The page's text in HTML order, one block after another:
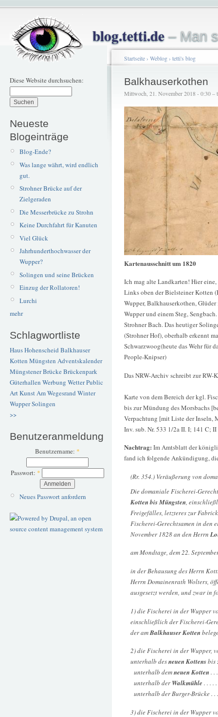
blog.tetti.de– Man
Diese Website durchsuchen:
Neueste
Blogeinträge
Blog-Ende?
Was lange währt, wird endlich
gut.
Strohner Brücke auf der
Zielgeraden
Die Messerbrücke zu Strohn
Keine Durchfahrt für Kanuten
Viel Glück
Jahrhunderthochwasser der
Wupper?
Solingen und seine Brücken
Einzug der Rollatoren!
Lurchi
mehr
Schlagwortliste
Haus Hohenscheid Balkhauser
Kotten Müngsten Adventskalender
Müngstener BrückeBrückenpark
Güterhallen Werbung WetterPublic
ArtKunstAm Wegesrand Winter
WupperSolingen
>>
Benutzeranmeldung
Benutzername: *
Passwort: *
Neues Passwort anfordern
Startseite› Weblog› tetti's blog
Balkhauserkothen
Mittwoch, 21. November 2018 - 0:30 –
Kartenausschnitt um 1820
Ich mag alte Landkarten! Hier
Links oben der Bielsteiner Kotten
Wupper, Balkhauserkothen,
Wupper und einem Steg,
Strohner Bach. Das heutiger
(Strohner Hof), oberhalb erkennt
Schwarzwoog(heute das Wehr für
People-Knipser)
Das NRW-Archiv schreibt zur RW-
Karte von dem Bereich der kgl.
bis zur Mündung des Morsbachs
Verpachtung [mit Liste der Inseln,
Inv. sub. Nr. 533 1/2a II. I; 141 C;
Nachtrag: Im Amtsblatt der
fand ich folgende Ankündigung,
(Rr. 354.) Veräußerung von
Die domaniale Fischerei-
Kotten bis Müngsten,
Freigefälles, letzteres zur
Fischerei-Gerechtsamen in den
November 1828 an den Herrn
am Mondtage, dem 22.
in der Behausung des Herrn
Herrn Domainenrath Wolters,
ausgesetzt werden, und zwar in
1) die Fischerei in der Wupper
einschließlich der Fischerei-
der amBalkhauser Kotten
2) die Fischerei in der Wupper,
unterhalb desneuen Kottensbis
unterhalb demneuen Kotten. .
unterhalb derWalkmühle . . . .
unterhalb der Burger-Brücke . .
3) die Fischerei in der Wupper